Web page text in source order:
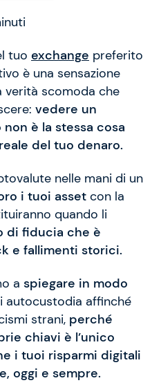
tuo exchange preferito
è una sensazione
verità scomoda che
vedere un
è la stessa cosa
del tuo denaro.
nelle mani di un
i tuoi asset con la
quando li
di fiducia che è
e fallimenti storici.
a spiegare in modo
autocustodia affinché
strani, perché
chiavi è l’unico
i tuoi risparmi digitali
oggi e sempre.